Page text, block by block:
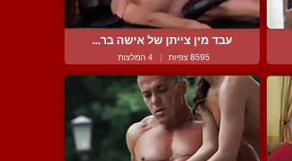
עבד מין צייתן של אישה בר...
8595 צפיות | 4 המלצות